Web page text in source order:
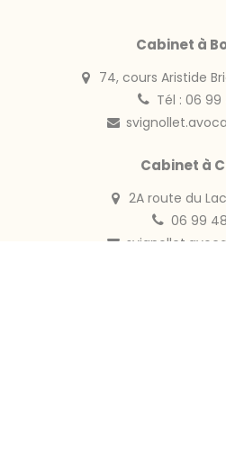
Cabinet à
74, cours Aristide
Tél : 06
Cabinet à
2A route du Lac,
06 99